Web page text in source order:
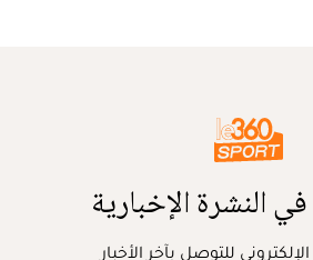
النشرة الإخبارية
للتوصل بآخر الأخبار